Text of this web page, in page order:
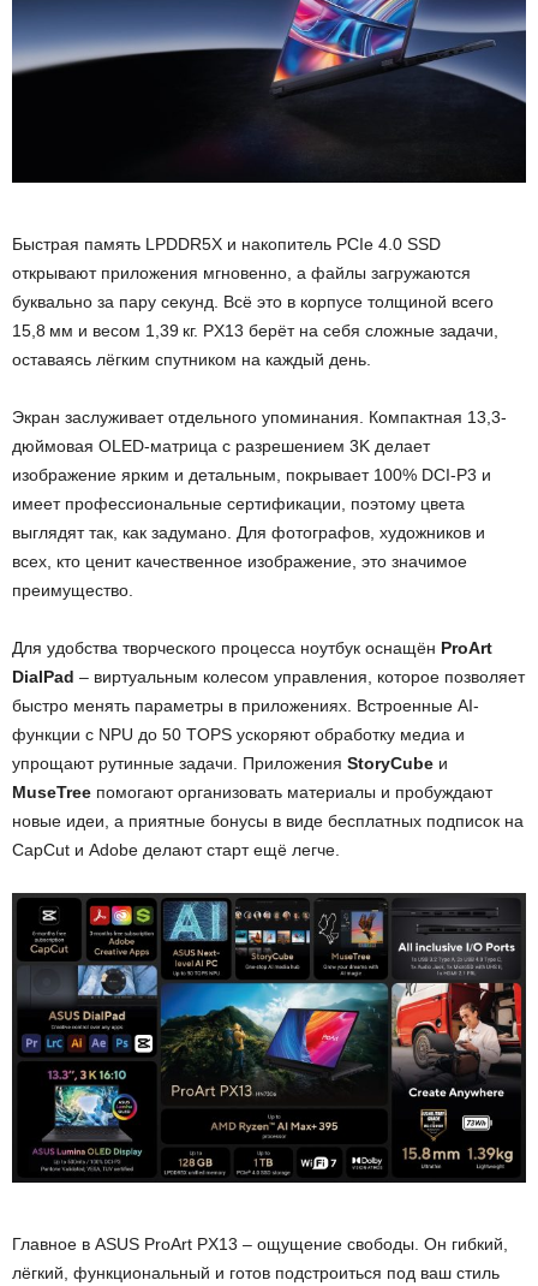
Быстрая память LPDDR5X и накопитель PCIe 4.0 SSD
открывают приложения мгновенно, а файлы загружаются
буквально за пару секунд. Всё это в корпусе толщиной всего
15,8 мм и весом 1,39 кг. PX13 берёт на себя сложные задачи,
оставаясь лёгким спутником на каждый день.
Экран заслуживает отдельного упоминания. Компактная 13,3-
дюймовая OLED-матрица с разрешением 3K делает
изображение ярким и детальным, покрывает 100% DCI-P3 и
имеет профессиональные сертификации, поэтому цвета
выглядят так, как задумано. Для фотографов, художников и
всех, кто ценит качественное изображение, это значимое
преимущество.
Для удобства творческого процесса ноутбук оснащён ProArt
DialPad – виртуальным колесом управления, которое позволяет
быстро менять параметры в приложениях. Встроенные AI-
функции с NPU до 50 TOPS ускоряют обработку медиа и
упрощают рутинные задачи. Приложения StoryCube и
MuseTree помогают организовать материалы и пробуждают
новые идеи, а приятные бонусы в виде бесплатных подписок на
CapCut и Adobe делают старт ещё легче.
Главное в ASUS ProArt PX13 – ощущение свободы. Он гибкий,
лёгкий, функциональный и готов подстроиться под ваш стиль